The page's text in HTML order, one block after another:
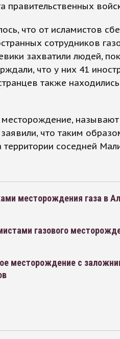
правительственных
что от исламистов
сотрудников
захватили людей,
что у них 41
также
называют
что таким
соседней
месторождения газа в
газового
месторождение с